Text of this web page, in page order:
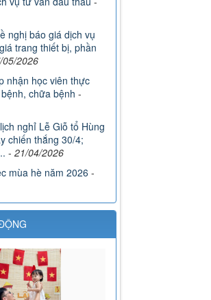
Bệnh viện Phục hồi
Ninh đạt giải cuộc
cơm gia đình”
nghị báo giá dịch vụ
trang thiết bị, phần
05/2026
nhận học viên thực
chữa bệnh -
nghỉ Lễ Giỗ tổ Hùng
chiến thắng 30/4;
- 21/04/2026
mùa hè năm 2026 -